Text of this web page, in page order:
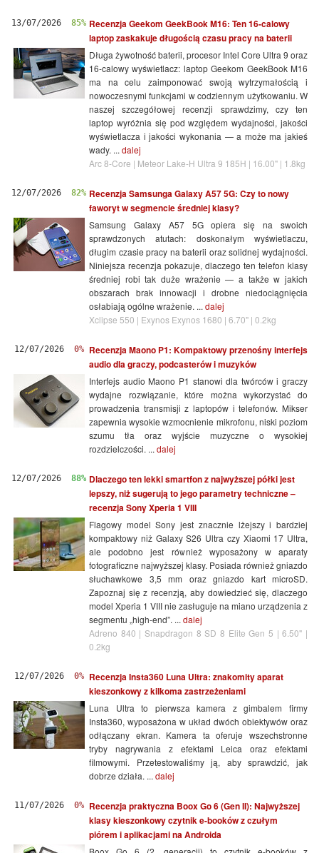
13/07/2026 85% Recenzja Geekom GeekBook M16: Ten 16-calowy
laptop zaskakuje długością czasu pracy na baterii
Długa żywotność baterii, procesor Intel Core Ultra 9 oraz
16-calowy wyświetlacz: laptop Geekom GeekBook M16
ma na celu zaimponować swoją wytrzymałością i
nowoczesnymi funkcjami w codziennym użytkowaniu. W
naszej szczegółowej recenzji sprawdzimy, czy ten
laptop wyróżnia się pod względem wydajności, jakości
wyświetlacza i jakości wykonania — a może ma jakieś
wady. ... dalej
Arc 8-Core | Meteor Lake-H Ultra 9 185H | 16.00" | 1.8kg
12/07/2026 82% Recenzja Samsunga Galaxy A57 5G: Czy to nowy
faworyt w segmencie średniej klasy?
Samsung Galaxy A57 5G opiera się na swoich
sprawdzonych atutach: doskonałym wyświetlaczu,
długim czasie pracy na baterii oraz solidnej wydajności.
Niniejsza recenzja pokazuje, dlaczego ten telefon klasy
średniej robi tak duże wrażenie — a także w jakich
obszarach brak innowacji i drobne niedociągnięcia
osłabiają ogólne wrażenie. ... dalej
Xclipse 550 | Exynos Exynos 1680 | 6.70" | 0.2kg
12/07/2026 0%
Recenzja Maono P1: Kompaktowy przenośny interfejs
audio dla graczy, podcasterów i muzyków
Interfejs audio Maono P1 stanowi dla twórców i graczy
wydajne rozwiązanie, które można wykorzystać do
prowadzenia transmisji z laptopów i telefonów. Mikser
zapewnia wysokie wzmocnienie mikrofonu, niski poziom
szumu tła oraz wyjście muzyczne o wysokiej
rozdzielczości. ... dalej
12/07/2026 88% Dlaczego ten lekki smartfon z najwyższej półki jest
lepszy, niż sugerują to jego parametry techniczne –
recenzja Sony Xperia 1 VIII
Flagowy model Sony jest znacznie lżejszy i bardziej
kompaktowy niż Galaxy S26 Ultra czy Xiaomi 17 Ultra,
ale podobno jest również wyposażony w aparaty
fotograficzne najwyższej klasy. Posiada również gniazdo
słuchawkowe 3,5 mm oraz gniazdo kart microSD.
Zapoznaj się z recenzją, aby dowiedzieć się, dlaczego
model Xperia 1 VIII nie zasługuje na miano urządzenia z
segmentu „high-end”. ... dalej
Adreno 840 | Snapdragon 8 SD 8 Elite Gen 5 | 6.50" |
0.2kg
12/07/2026 0%
Recenzja Insta360 Luna Ultra: znakomity aparat
kieszonkowy z kilkoma zastrzeżeniami
Luna Ultra to pierwsza kamera z gimbalem firmy
Insta360, wyposażona w układ dwóch obiektywów oraz
odłączany ekran. Kamera ta oferuje wszechstronne
tryby nagrywania z efektami Leica oraz efektami
filmowymi. Przetestowaliśmy ją, aby sprawdzić, jak
dobrze działa. ... dalej
11/07/2026 0%
Recenzja praktyczna Boox Go 6 (Gen II): Najwyższej
klasy kieszonkowy czytnik e-booków z czułym
piórem i aplikacjami na Androida